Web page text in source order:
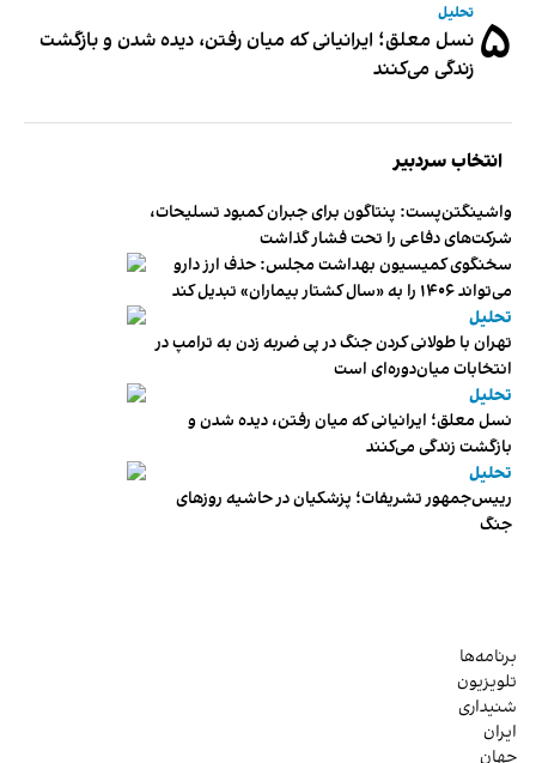
۵ تحلیل
نسل معلق؛ ایرانیانی که میان رفتن، دیده شدن و بازگشت
زندگی می‌کنند
انتخاب سردبیر
واشینگتن‌پست: پنتاگون برای جبران کمبود تسلیحات،
شرکت‌های دفاعی را تحت فشار گذاشت
سخنگوی کمیسیون بهداشت مجلس: حذف ارز دارو
می‌تواند ۱۴۰۶ را به «سال کشتار بیماران» تبدیل کند
تحلیل
تهران با طولانی کردن جنگ در پی ضربه زدن به ترامپ در
انتخابات میان‌دوره‌ای است
تحلیل
نسل معلق؛ ایرانیانی که میان رفتن، دیده شدن و
بازگشت زندگی می‌کنند
تحلیل
رییس‌جمهور تشریفات؛ پزشکیان در حاشیه روزهای
جنگ
برنامه‌ها
تلویزیون
شنیداری
ایران
جهان